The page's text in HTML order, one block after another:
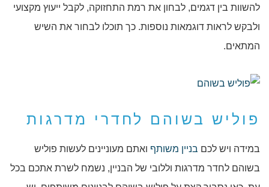
להשוות בין דגמים, לבחון את רמת התחזוקה, לקבל ייעוץ מקצועי
ולבקש לראות דוגמאות נוספות. כך תוכלו לבחור את השיש
המתאים.
פוליש בשוהם לחדרי מדרגות
במידה ויש לכם בניין משותף ואתם מעוניינים לעשות פוליש
בשוהם לחדר מדרגות וללובי של הבניין, נשמח לשרת אתכם בכל